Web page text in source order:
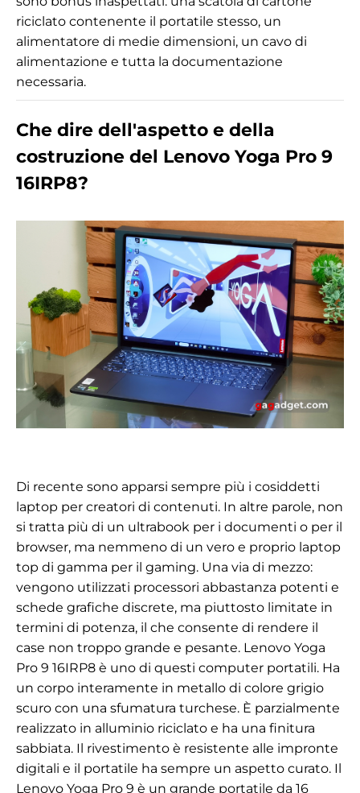
riciclato contenente il portatile stesso, un
alimentatore di medie dimensioni, un cavo di
alimentazione e tutta la documentazione
necessaria.
Che dire dell'aspetto e della
costruzione del Lenovo Yoga Pro 9
16IRP8?
Di recente sono apparsi sempre più i cosiddetti
laptop per creatori di contenuti. In altre parole, non
si tratta più di un ultrabook per i documenti o per il
browser, ma nemmeno di un vero e proprio laptop
top di gamma per il gaming. Una via di mezzo:
vengono utilizzati processori abbastanza potenti e
schede grafiche discrete, ma piuttosto limitate in
termini di potenza, il che consente di rendere il
case non troppo grande e pesante. Lenovo Yoga
Pro 9 16IRP8 è uno di questi computer portatili. Ha
un corpo interamente in metallo di colore grigio
scuro con una sfumatura turchese. È parzialmente
realizzato in alluminio riciclato e ha una finitura
sabbiata. Il rivestimento è resistente alle impronte
digitali e il portatile ha sempre un aspetto curato. Il
Lenovo Yoga Pro 9 è un grande portatile da 16